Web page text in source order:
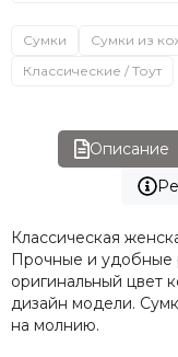
Сумки Сумки из
Классические / Тоут
Описание
Классическая
Прочные и удобные
оригинальный цвет
дизайн модели.
на молнию.